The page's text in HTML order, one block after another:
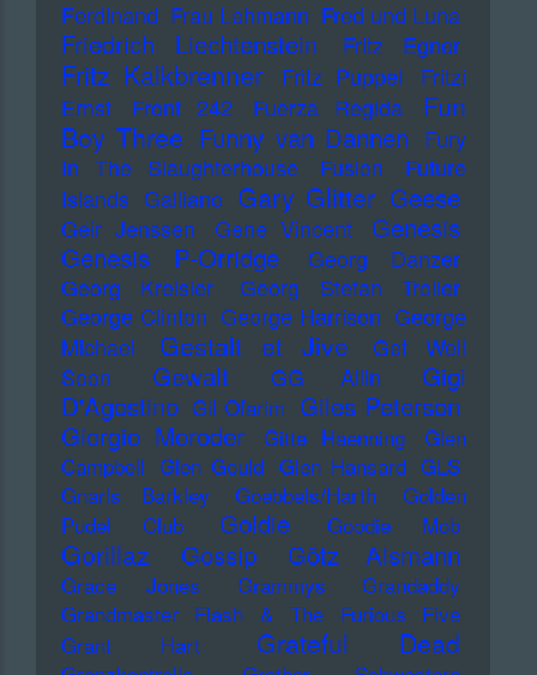
Ferdinand Frau Lehmann Fred und Luna
Friedrich Liechtenstein Fritz Egner
Fritz Kalkbrenner Fritz Puppel
Fritzi
Ernst
Front 242 Fuerza Regida
Fun
Boy Three Funny van Dannen Fury
In The Slaughterhouse
Fusion
Future
Islands Galliano Gary Glitter Geese
Geir Jenssen Gene Vincent
Genesis
Genesis P-Orridge
Georg Danzer
Georg Kreisler
Georg Stefan Troller
George Clinton George Harrison George
Michael
Gestalt et Jive
Get Well
Soon
Gewalt GG Allin
Gigi
D'Agostino Gil Ofarim Giles Peterson
Giorgio Moroder
Gitte Haenning
Glen
Campbell Glen Gould Glen Hansard GLS
Gnarls Barkley
Goebbels/Harth
Golden
Pudel Club
Goldie Goodie Mob
Gorillaz Gossip Götz Alsmann
Grace Jones Grammys
Grandaddy
Grandmaster Flash & The Furious Five
Grant Hart
Grateful Dead